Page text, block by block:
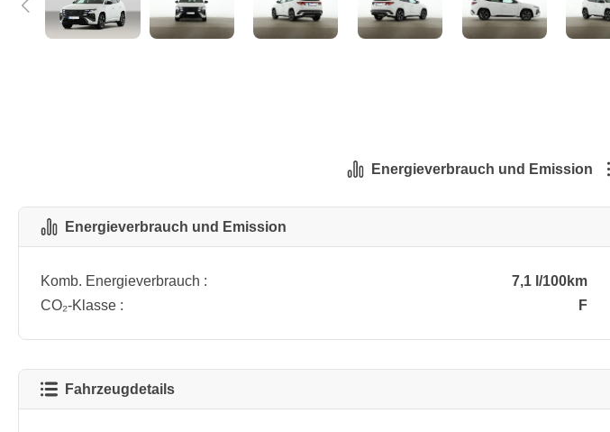
Energieverbrauch und Emission
Energieverbrauch und Emission
Komb. Energieverbrauch : 7,1 l/100km
CO₂-Klasse :
F
Fahrzeugdetails